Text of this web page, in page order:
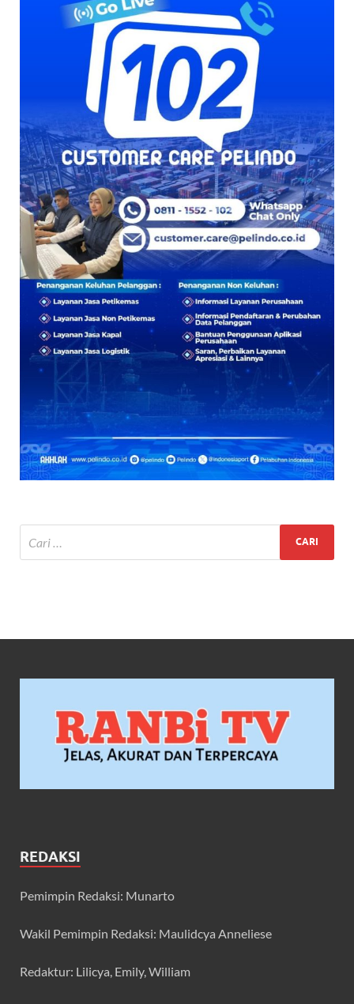
REDAKSI
Pemimpin Redaksi: Munarto
Wakil Pemimpin Redaksi: Maulidcya Anneliese
Redaktur: Lilicya, Emily, William